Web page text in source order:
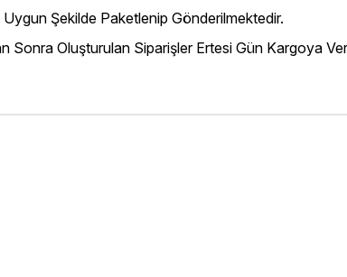
Şekilde Paketlenip Gönderilmektedir.
Sonra Oluşturulan Siparişler Ertesi Gün Kargoya